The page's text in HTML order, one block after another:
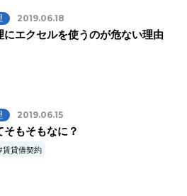
2019.06.18
にエクセルを使うのが危ない理由
2019.06.15
そもそもなに？
賃貸借契約